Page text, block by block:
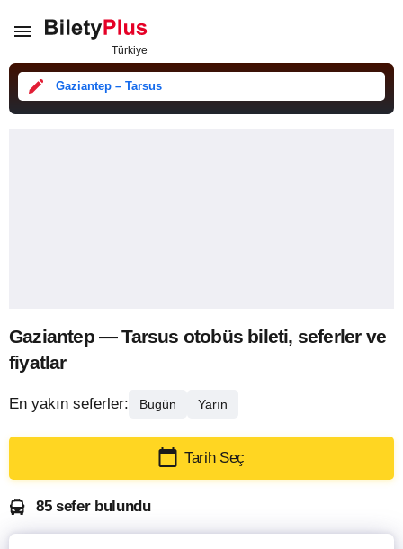
Gaziantep – Tarsus
Gaziantep — Tarsus otobüs bileti, seferler ve
fiyatlar
En yakın seferler: Bugün Yarın
Tarih Seç
85 sefer bulundu